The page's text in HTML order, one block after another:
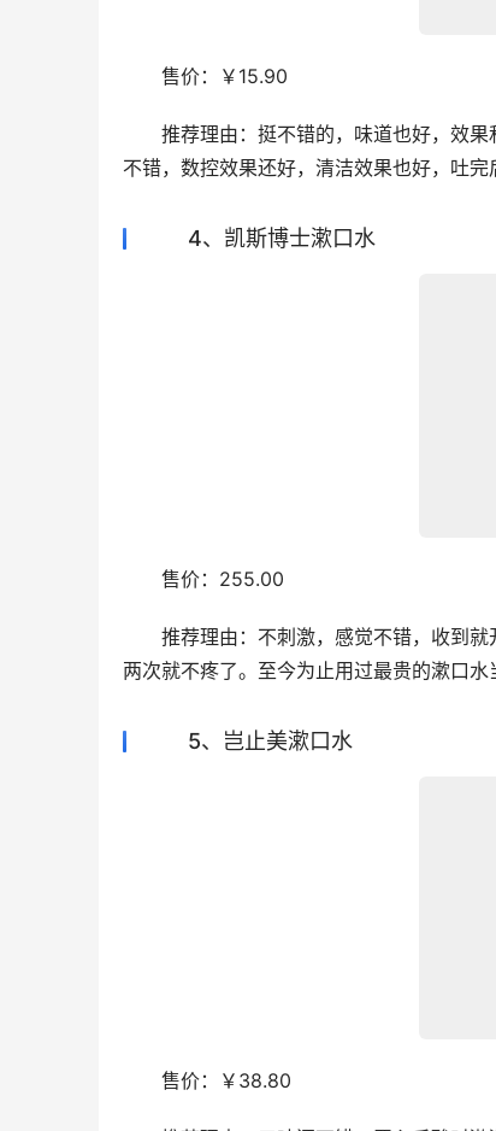
售价：￥15.90
推荐理由：挺不错的，味道也好，效果
不错，数控效果还好，清洁效果也好，吐完
4、凯斯博士漱口水
售价：255.00
推荐理由：不刺激，感觉不错，收到就
两次就不疼了。至今为止用过最贵的漱口水
5、岂止美漱口水
售价：￥38.80